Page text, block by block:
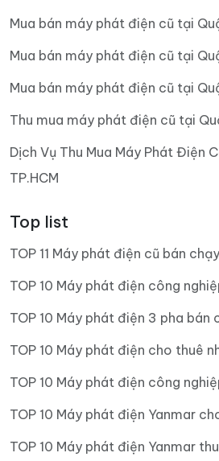
Mua bán máy phát điện cũ tại
Mua bán máy phát điện cũ tại
Mua bán máy phát điện cũ tại
Thu mua máy phát điện cũ tại
Dịch Vụ Thu Mua Máy Phát Điện
TP.HCM
Top list
TOP 11 Máy phát điện cũ bán
TOP 10 Máy phát điện công
TOP 10 Máy phát điện 3 pha bán
TOP 10 Máy phát điện cho thuê
TOP 10 Máy phát điện công
TOP 10 Máy phát điện Yanmar
TOP 10 Máy phát điện Yanmar